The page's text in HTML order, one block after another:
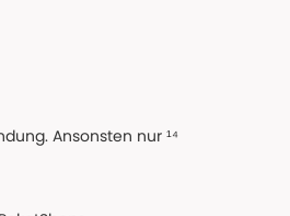
Ansonsten nur ¹⁴